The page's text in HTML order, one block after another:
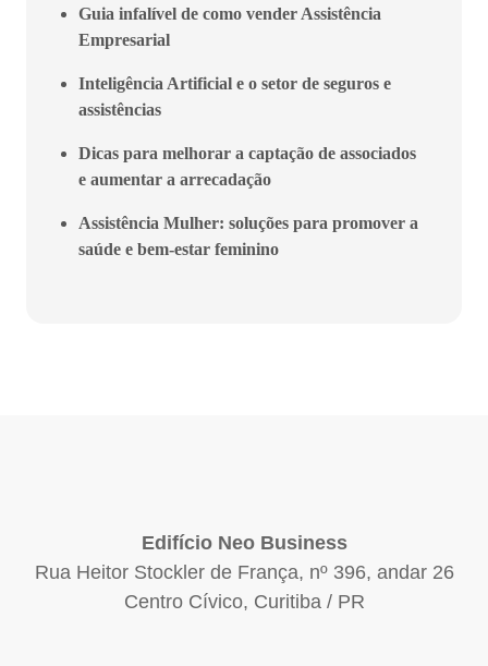
Guia infalível de como vender Assistência
Empresarial
Inteligência Artificial e o setor de seguros e
assistências
Dicas para melhorar a captação de associados
e aumentar a arrecadação
Assistência Mulher: soluções para promover a
saúde e bem-estar feminino
Edifício Neo Business
Rua Heitor Stockler de França, nº 396, andar 26
Centro Cívico, Curitiba / PR